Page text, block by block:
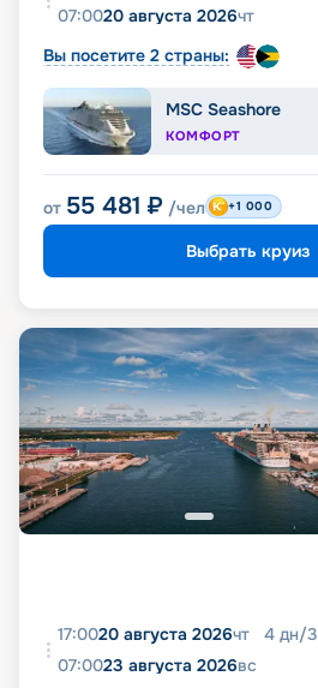
07:0020 августа 2026чт
Вы посетите 2 страны:
MSC Seashore
КОМФОРТ
от 55 481 ₽ /чел +1 000
Выбрать круиз
17:0020 августа 2026чт 4 дн/3
07:0023 августа 2026вс